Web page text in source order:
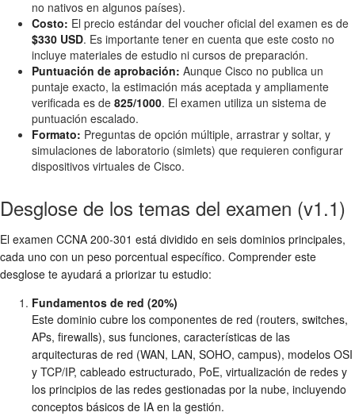
no nativos en algunos países).
Costo: El precio estándar del voucher oficial del examen es de
$330 USD. Es importante tener en cuenta que este costo no
incluye materiales de estudio ni cursos de preparación.
Puntuación de aprobación: Aunque Cisco no publica un
puntaje exacto, la estimación más aceptada y ampliamente
verificada es de 825/1000. El examen utiliza un sistema de
puntuación escalado.
Formato: Preguntas de opción múltiple, arrastrar y soltar, y
simulaciones de laboratorio (simlets) que requieren configurar
dispositivos virtuales de Cisco.
Desglose de los temas del examen (v1.1)
El examen CCNA 200-301 está dividido en seis dominios principales,
cada uno con un peso porcentual específico. Comprender este
desglose te ayudará a priorizar tu estudio:
Fundamentos de red (20%)
Este dominio cubre los componentes de red (routers, switches,
APs, firewalls), sus funciones, características de las
arquitecturas de red (WAN, LAN, SOHO, campus), modelos OSI
y TCP/IP, cableado estructurado, PoE, virtualización de redes y
los principios de las redes gestionadas por la nube, incluyendo
conceptos básicos de IA en la gestión.